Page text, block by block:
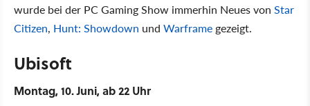
wurde bei der PC Gaming Show immerhin Neues von Star
Citizen, Hunt: Showdown und Warframe gezeigt.
Ubisoft
Montag, 10. Juni, ab 22 Uhr